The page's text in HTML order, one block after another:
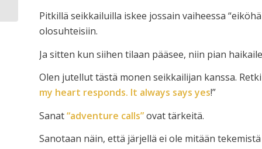
Pitkillä seikkailuilla iskee jossain vaiheessa
olosuhteisiin.
Ja sitten kun siihen tilaan pääsee, niin pian
Olen jutellut tästä monen seikkailijan kanssa.
my heart responds. It always says yes!”
Sanat“adventure calls”ovat tärkeitä.
Sanotaan näin, että järjellä ei ole mitään